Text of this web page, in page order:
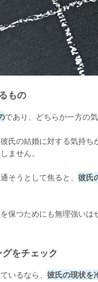
もの
であり、どちらか一方の
氏の結婚に対する気持
ません。
そうとして焦ると、 彼氏
保つためにも無理強い
をチェック
いるなら、 彼氏の現状を